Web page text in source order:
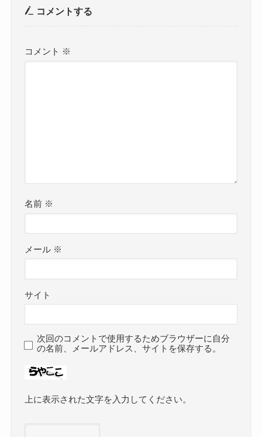
コメントする
コメント ※
名前 ※
メール ※
サイト
次回のコメントで使用するためブラウザーに自分
の名前、メールアドレス、サイトを保存する。
上に表示された文字を入力してください。